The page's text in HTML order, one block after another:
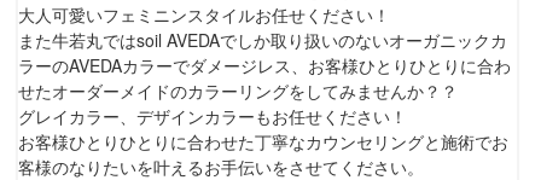
大人可愛いフェミニンスタイルお任せください！
また牛若丸ではsoil AVEDAでしか取り扱いのないオーガニックカ
ラーのAVEDAカラーでダメージレス、お客様ひとりひとりに合わ
せたオーダーメイドのカラーリングをしてみませんか？？
グレイカラー、デザインカラーもお任せください！
お客様ひとりひとりに合わせた丁寧なカウンセリングと施術でお
客様のなりたいを叶えるお手伝いをさせてください。